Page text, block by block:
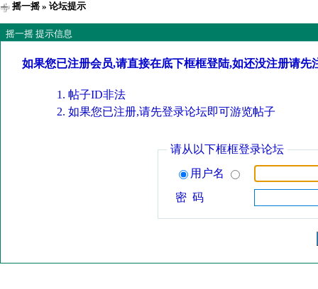
摇一摇» 论坛提示
摇一摇 提示信息
如果您已注册会员,请直接在底下框框登陆,如还没注册请先
帖子ID非法
如果您已注册,请先登录论坛即可游览帖子
请从以下框框登录论坛
用户名
密 码